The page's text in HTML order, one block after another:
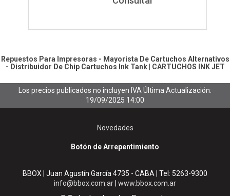
Repuestos Para Impresoras - Mayorista De Cartuchos Alternativos
- Distribuidor De Chip Cartuchos Ink Tank| CARTUCHOS INK JET
Los precios publicados no incluyen IVA Última Actualización:
19/09/2025 14:00
Novedades
Botón de Arrepentimiento
BBOX | Juan Agustín García 4735 - CABA | Tel: 5263-9300
info@bbox.com.ar www.bbox.com.ar